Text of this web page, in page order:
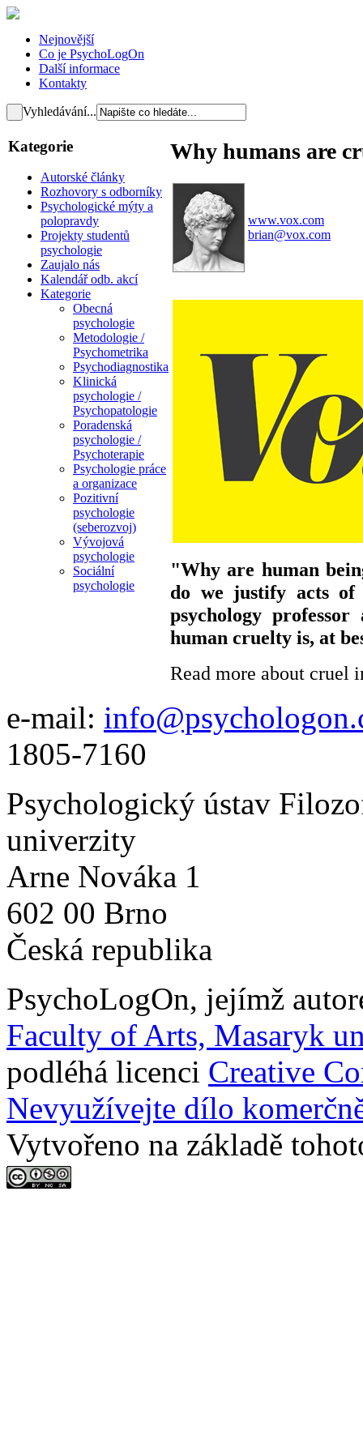
Nejnovější
Co je PsychoLogOn
Další informace
Kontakty
Vyhledávání...
Kategorie
Autorské články
Rozhovory s odborníky
Psychologické mýty a
polopravdy
Projekty studentů
psychologie
Zaujalo nás
Kalendář odb. akcí
Kategorie
Obecná
psychologie
Metodologie /
Psychometrika
Psychodiagnostika
Klinická
psychologie /
Psychopatologie
Poradenská
psychologie /
Psychoterapie
Psychologie práce
a organizace
Pozitivní
psychologie
(seberozvoj)
Vývojová
psychologie
Sociální
psychologie
Why humans are
www.vox.com
brian@vox.com
"Why are human
do we justify acts of
psychology
human cruelty is, at
Read more about cruel
e-mail:
1805-7160
Psychologický ústav
univerzity
Arne Nováka 1
602 00 Brno
Česká republika
PsychoLogOn, jejímž
Faculty of Arts, Masaryk
podléhá licenci Creative
Nevyužívejte dílo
Vytvořeno na základě